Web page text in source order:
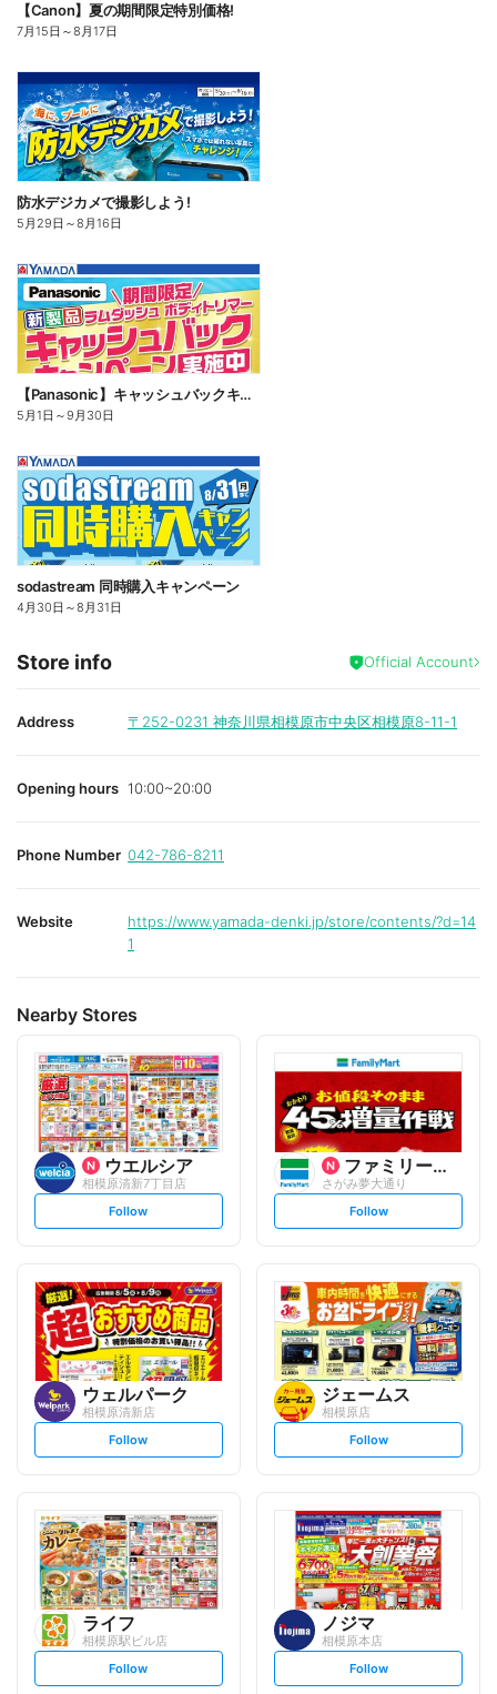
【Canon】夏の期間限定特別価格!
7月15日 ～8月17日
防水デジカメで撮影しよう!
5月29日 ～8月16日
【Panasonic】キャッシュバックキャンペーン
5月1日 ～9月30日
sodastream 同時購入キャンペーン
4月30日 ～8月31日
Store info Official Account
Address 〒252-0231 神奈川県相模原市中央区相模原8-11-1
Opening hours 10:00~20:00
Phone Number 042-786-8211
Website
https://www.yamada-denki.jp/store/contents/?d=14
1
Nearby Stores
ウエルシア
相模原清新7丁目店
s
t
l
o
w
Follow
ファミリーマート
さがみ夢大通り
s
t
l
o
w
Follow
ウェルパーク
相模原清新店
s
t
l
o
w
Follow
ジェームス
相模原店
s
t
l
o
w
Follow
ライフ
相模原駅ビル店
s
Follow
ノジマ
相模原本店
s
Follow